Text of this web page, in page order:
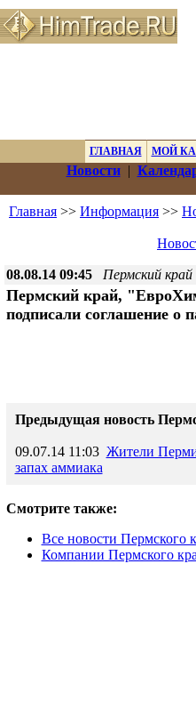
ГЛАВНАЯ МОЙ
Новости|
Главная >> Информация >>
08.08.14 09:45 Пермский край
Пермский край,
подписали соглашение о
Предыдущая новость
09.07.14 11:03 Жители
запах аммиака
Смотрите также:
Все новости Пермского
Компании Пермского